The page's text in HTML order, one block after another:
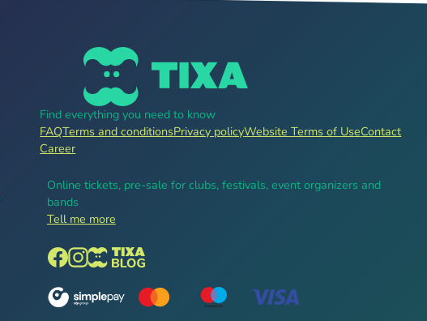
Find everything you need to know
FAQTerms and conditionsPrivacy policyWebsite Terms of UseContact
Career
Online tickets, pre-sale for clubs, festivals, event organizers and
bands
Tell me more